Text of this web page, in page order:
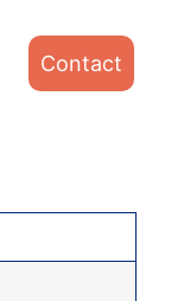
Contact